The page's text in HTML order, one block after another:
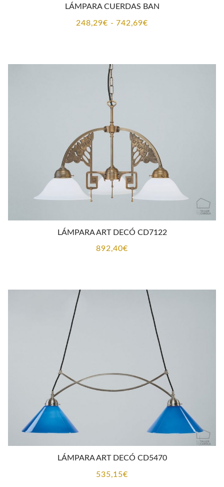
LÁMPARA CUERDAS BAN
248,29€ - 742,69€Rango
desde
LÁMPARA ART DECÓ CD7122
892,40€
LÁMPARA ART DECÓ CD5470
535,15€